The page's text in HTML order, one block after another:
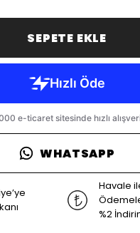
SEPETE EKLE
WHATSAPP
Havale
%2